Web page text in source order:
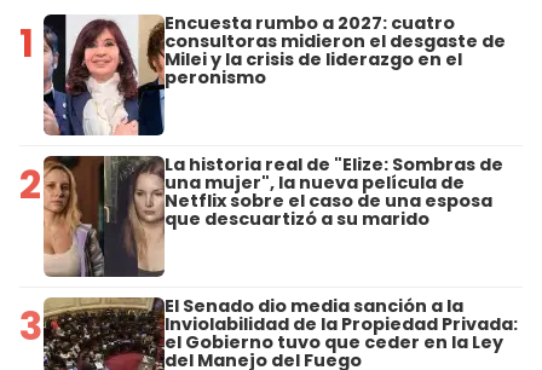
1 Encuesta rumbo a 2027: cuatro
consultoras midieron el desgaste de
Milei y la crisis de liderazgo en el
peronismo
2 La historia real de "Elize: Sombras de
una mujer", la nueva película de
Netflix sobre el caso de una esposa
que descuartizó a su marido
3 El Senado dio media sanción a la
Inviolabilidad de la Propiedad Privada:
el Gobierno tuvo que ceder en la Ley
del Manejo del Fuego